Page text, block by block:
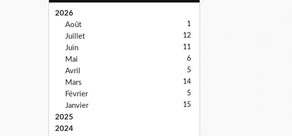
2026
Août
1
Juillet 12
Juin 11
Mai 6
Avril 5
Mars 14
Février 5
Janvier 15
2025
2024